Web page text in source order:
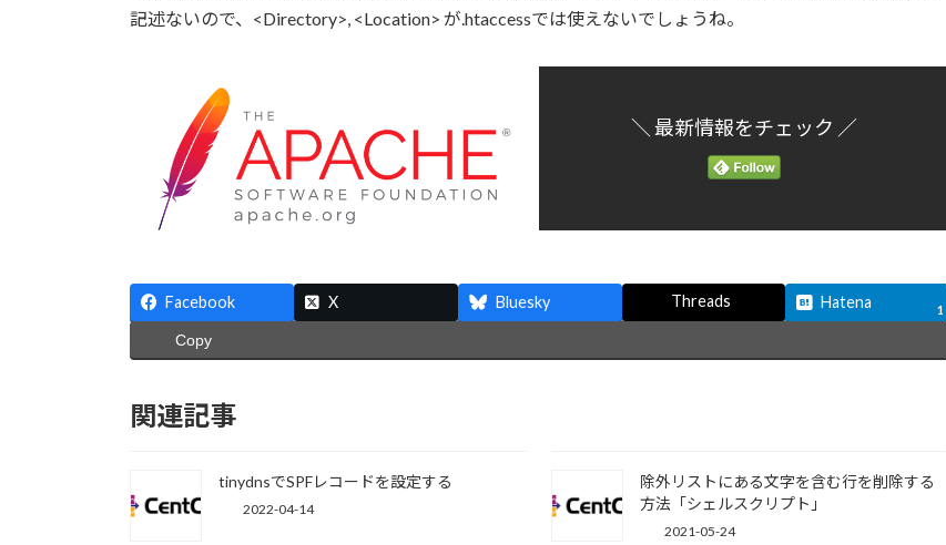
記述ないので、<Directory>, <Location> が.htaccessでは使えないでしょうね。
＼ 最新情報をチェック ／
Facebook X Bluesky Threads Hatena 1
Copy
関連記事
tinydnsでSPFレコードを設定する
2022-04-14
除外リストにある文字を含む行を削除する
方法「シェルスクリプト」
2021-05-24